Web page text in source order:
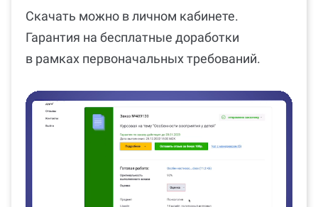
Скачать можно в личном кабинете.
Гарантия на бесплатные доработки
в рамках первоначальных требований.